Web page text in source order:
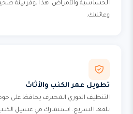
الحساسية والأمراض. هذا يوفر بيئة
وعائلتك.
تطويل عمر الكنب والأثاث
التنظيف الدوري المحترف يحافظ على
تلفها السريع. استثمارك في غسيل